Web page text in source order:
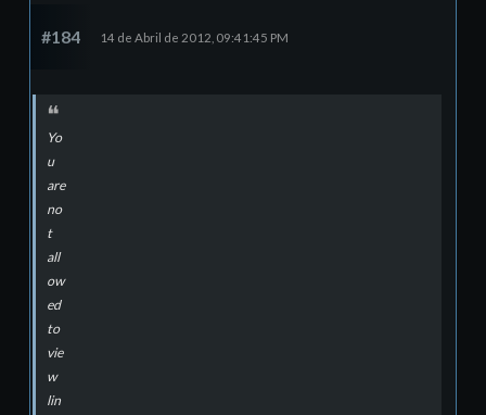
#184 14 de Abril de 2012, 09:41:45 PM
Yo
u
are
no
t
all
ow
ed
to
vie
w
lin